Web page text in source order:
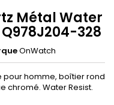
Métal Water
328
OnWatch
homme, boîtier rond
chromé. Water Resist.